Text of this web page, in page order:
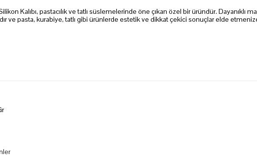
Kalıbı, pastacılık ve tatlı süslemelerinde öne çıkan özel bir üründür.
ve pasta, kurabiye, tatlı gibi ürünlerde estetik ve dikkat çekici sonuçlar elde